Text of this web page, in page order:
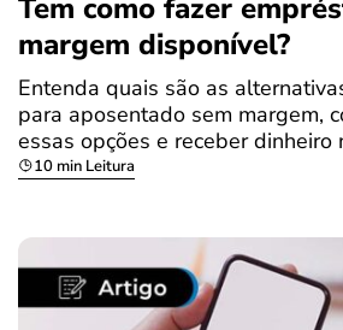
Tem como fazer
margem disponível?
Entenda quais são as
para aposentado sem margem,
essas opções e receber dinheiro
10 min Leitura